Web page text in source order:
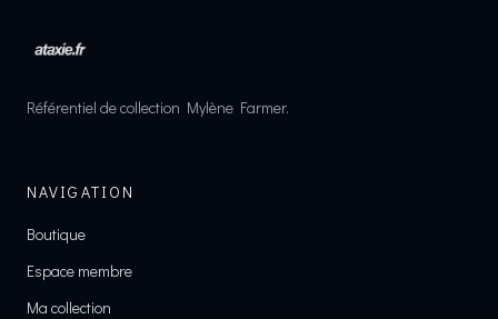
Référentiel de collection Mylène Farmer.
NAVIGATION
Boutique
Espace membre
Ma collection